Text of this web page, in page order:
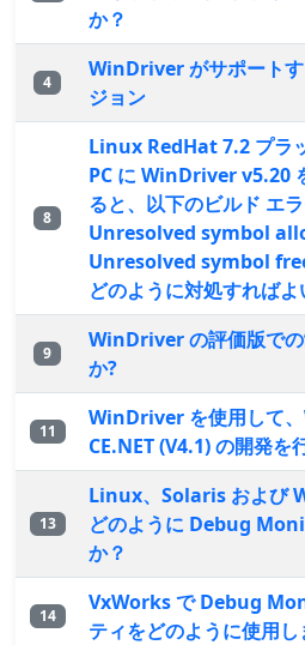
か？
4
WinDriver がサポート
ジョン
8
Linux RedHat 7.2 プラ
PC に WinDriver v5.20
ると、以下のビルド エ
Unresolved symbol
Unresolved symbol
どのように対処すればよ
9
WinDriver の評価版で
か?
11
WinDriver を使用して
CE.NET (V4.1) の開発を
13
Linux、Solaris および
どのように Debug
か？
14
VxWorks で Debug
ティをどのように使用し